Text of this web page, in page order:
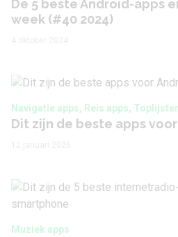
De 5 beste Android-apps
week (#40 2024)
Navigatie apps, Reis apps,
Dit zijn de beste apps
Muziek apps